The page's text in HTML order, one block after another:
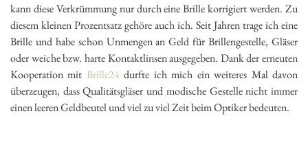
kann diese Verkrümmung nur durch eine Brille korrigiert werden. Zu
diesem kleinen Prozentsatz gehöre auch ich. Seit Jahren trage ich eine
Brille und habe schon Unmengen an Geld für Brillengestelle, Gläser
oder weiche bzw. harte Kontaktlinsen ausgegeben. Dank der erneuten
Kooperation mit Brille24durfte ich mich ein weiteres Mal davon
überzeugen, dass Qualitätsgläser und modische Gestelle nicht immer
einen leeren Geldbeutel und viel zu viel Zeit beim Optiker bedeuten.